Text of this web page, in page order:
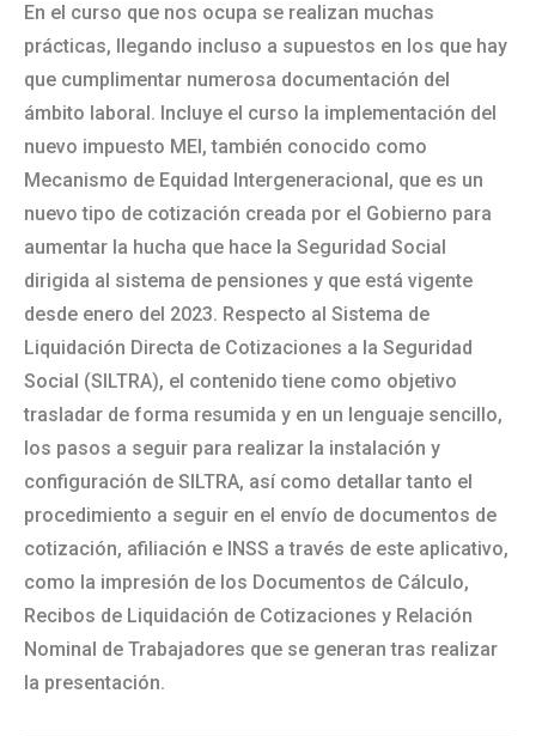
En el curso que nos ocupa se realizan muchas
prácticas, llegando incluso a supuestos en los que hay
que cumplimentar numerosa documentación del
ámbito laboral. Incluye el curso la implementación del
nuevo impuesto MEI, también conocido como
Mecanismo de Equidad Intergeneracional, que es un
nuevo tipo de cotización creada por el Gobierno para
aumentar la hucha que hace la Seguridad Social
dirigida al sistema de pensiones y que está vigente
desde enero del 2023. Respecto al Sistema de
Liquidación Directa de Cotizaciones a la Seguridad
Social (SILTRA), el contenido tiene como objetivo
trasladar de forma resumida y en un lenguaje sencillo,
los pasos a seguir para realizar la instalación y
configuración de SILTRA, así como detallar tanto el
procedimiento a seguir en el envío de documentos de
cotización, afiliación e INSS a través de este aplicativo,
como la impresión de los Documentos de Cálculo,
Recibos de Liquidación de Cotizaciones y Relación
Nominal de Trabajadores que se generan tras realizar
la presentación.